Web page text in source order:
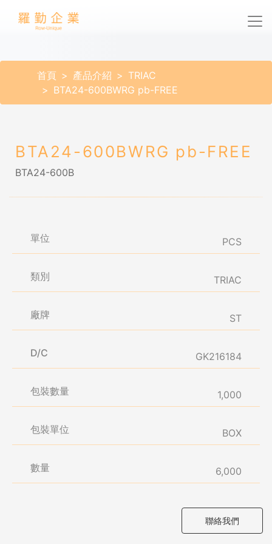
首頁 產品介紹
TRIAC
BTA24-600BWRG pb-FREE
BTA24-600BWRG pb-FREE
BTA24-600B
單位 PCS
類別 TRIAC
廠牌 ST
D/C GK216184
包裝數量 1,000
包裝單位 BOX
數量 6,000
聯絡我們